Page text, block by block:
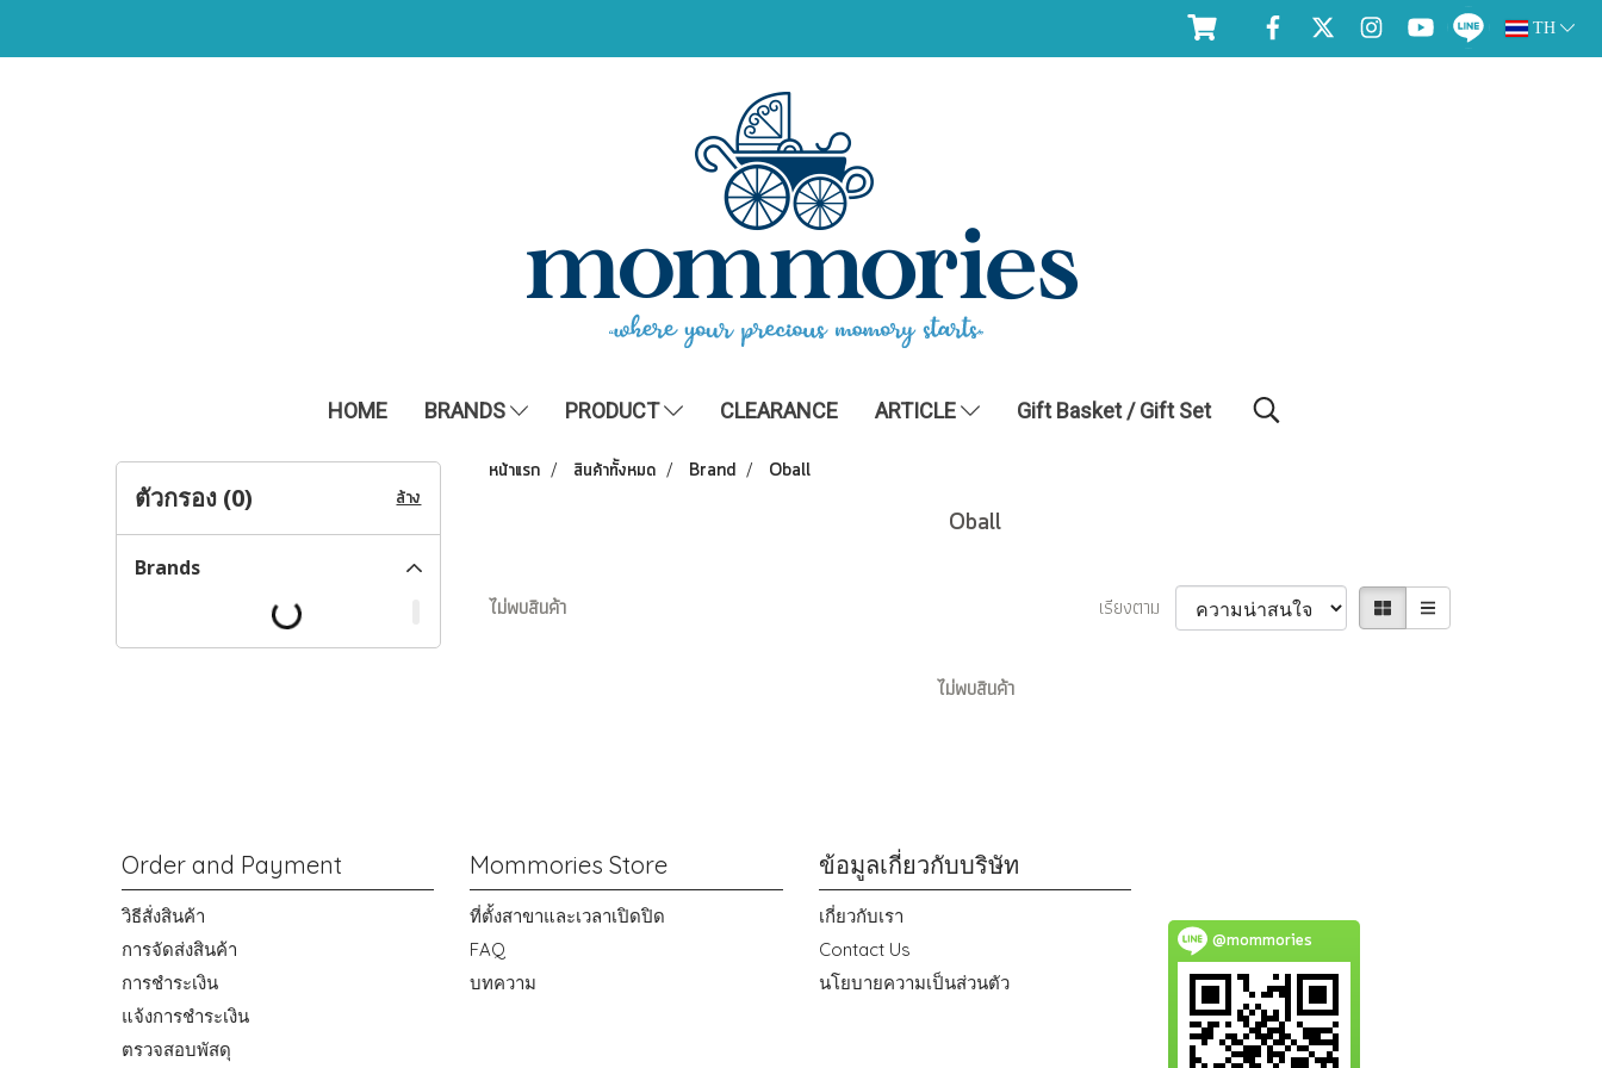
TH
HOME BRANDS PRODUCT CLEARANCE ARTICLE Gift Basket / Gift Set
หน้าแรก สินค้าทั้งหมด Brand Oball
Oball
ไม่พบสินค้า เรียงตาม
ไม่พบสินค้า
ตัวกรอง (0) ล้าง
Brands
Order and Payment
วิธีสั่งสินค้า
การจัดส่งสินค้า
การชำระเงิน
แจ้งการชำระเงิน
ตรวจสอบพัสดุ
Mommories Store
ที่ตั้งสาขาและเวลาเปิดปิด
FAQ
บทความ
ข้อมูลเกี่ยวกับบริษัท
เกี่ยวกับเรา
Contact Us
นโยบายความเป็นส่วนตัว
@mommories